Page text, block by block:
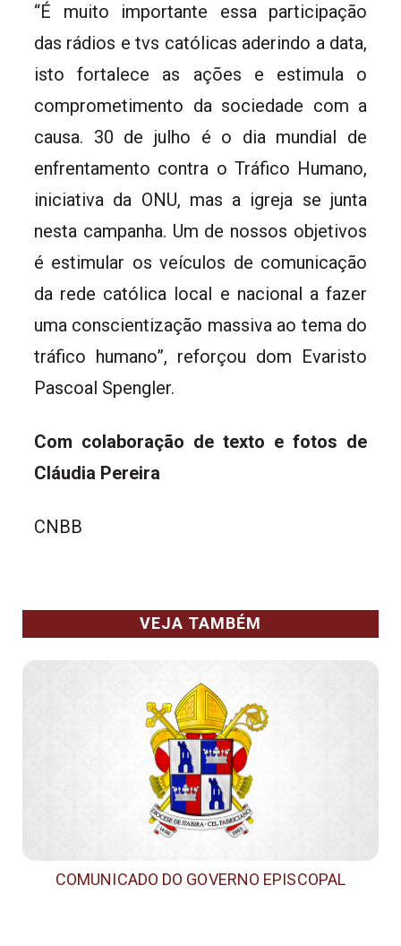
“É muito importante essa participação
das rádios e tvs católicas aderindo a data,
isto fortalece as ações e estimula o
comprometimento da sociedade com a
causa. 30 de julho é o dia mundial de
enfrentamento contra o Tráfico Humano,
iniciativa da ONU, mas a igreja se junta
nesta campanha. Um de nossos objetivos
é estimular os veículos de comunicação
da rede católica local e nacional a fazer
uma conscientização massiva ao tema do
tráfico humano”, reforçou dom Evaristo
Pascoal Spengler.
Com colaboração de texto e fotos de
Cláudia Pereira
CNBB
VEJA TAMBÉM
COMUNICADO DO GOVERNO EPISCOPAL